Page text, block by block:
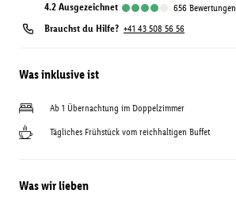
4.2 ausgezeichnet 656 Bewertungen
Brauchst du Hilfe? +41 43 508 56 56
Was inklusive ist
Ab 1 Übernachtung im Doppelzimmer
Tägliches Frühstück vom reichhaltigen Buffet
Was wir lieben